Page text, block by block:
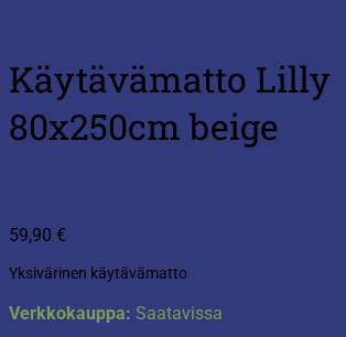
Käytävämatto Lilly
80x250cm beige
59,90 €
Yksivärinen käytävämatto
Verkkokauppa: Saatavissa